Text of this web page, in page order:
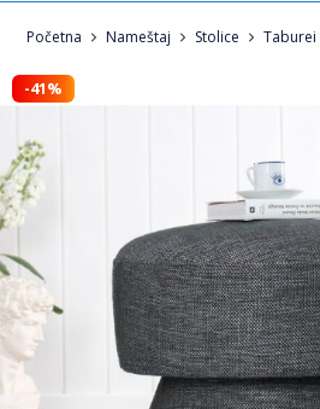
Početna Nameštaj Stolice Taburei
-41%